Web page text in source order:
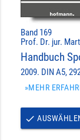
Band 169
Prof. Dr. jur.
Handbuch
2009. DIN A5,
»MEHR
done